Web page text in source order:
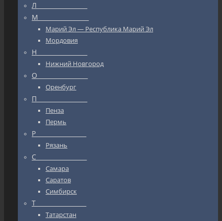
Л_________________
М_________________
Марий Эл — Республика Марий Эл
Мордовия
Н_________________
Нижний Новгород
О_________________
Оренбург
П_________________
Пенза
Пермь
Р_________________
Рязань
С_________________
Самара
Саратов
Симбирск
Т_________________
Татарстан